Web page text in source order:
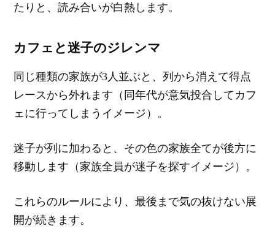
たりと、読み合いが白熱します。
カフェと迷子のジレンマ
同じ種類の家族が3人並ぶと、列から消えて得点
レースから外れます（同年代が意気投合してカフ
ェに行ってしまうイメージ）。
迷子が列に加わると、その色の家族全てが後方に
移動します（家族全員が迷子を探すイメージ）。
これらのルールにより、最後まで気の抜けない展
開が続きます。